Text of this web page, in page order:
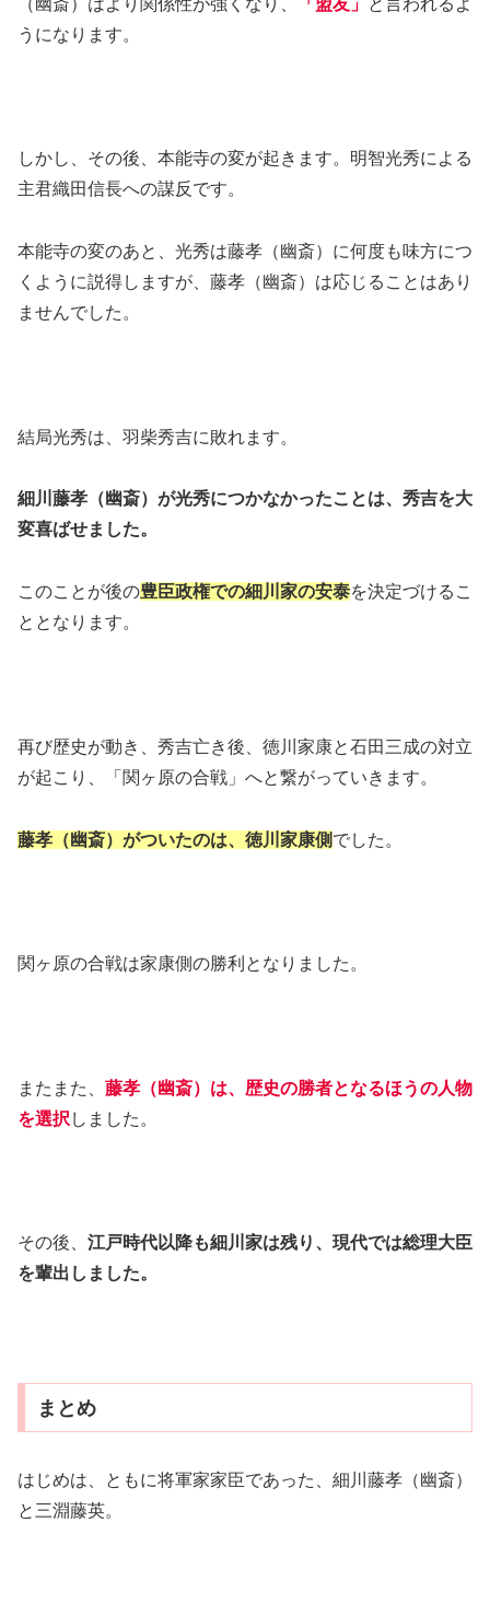
うになります。
しかし、その後、本能寺の変が起きます。明智光秀による
主君織田信長への謀反です。
本能寺の変のあと、光秀は藤孝（幽斎）に何度も味方につ
くように説得しますが、藤孝（幽斎）は応じることはあり
ませんでした。
結局光秀は、羽柴秀吉に敗れます。
細川藤孝（幽斎）が光秀につかなかったことは、秀吉を大
変喜ばせました。
このことが後の豊臣政権での細川家の安泰を決定づけるこ
ととなります。
再び歴史が動き、秀吉亡き後、徳川家康と石田三成の対立
が起こり、「関ヶ原の合戦」へと繋がっていきます。
藤孝（幽斎）がついたのは、徳川家康側 でした。
関ヶ原の合戦は家康側の勝利となりました。
またまた、 藤孝（幽斎）は、歴史の勝者となるほうの人物
を選択 しました。
その後、 江戸時代以降も細川家は残り、現代では総理大臣
を輩出しました。
まとめ
はじめは、ともに将軍家家臣であった、細川藤孝（幽斎）
と三淵藤英。